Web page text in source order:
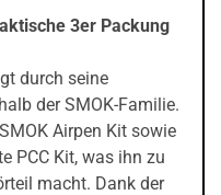
3er Packung
durch seine
der SMOK-Familie.
Airpen Kit sowie
PCC Kit, was ihn zu
macht. Dank der